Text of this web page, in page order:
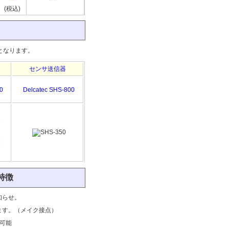
(税込)
ります。
センサ送信器
Delcatec SHS-800
徴
せ。
。（メイク接点）
能